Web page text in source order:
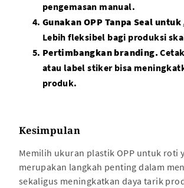
pengemasan manual.
Gunakan OPP Tanpa Seal untuk
Lebih fleksibel bagi produksi
Pertimbangkan branding.
atau label stiker bisa
produk.
Kesimpulan
Memilih ukuran plastik OPP untuk roti
merupakan langkah penting dalam
sekaligus meningkatkan daya tarik